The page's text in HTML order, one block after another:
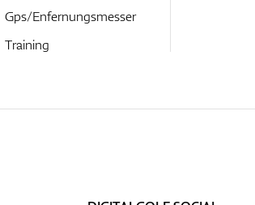
Gps/Enfernungsmesser
Training